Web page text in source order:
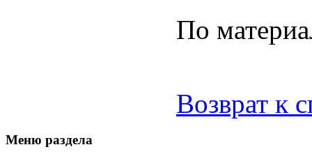
По
Возврат к
Меню раздела